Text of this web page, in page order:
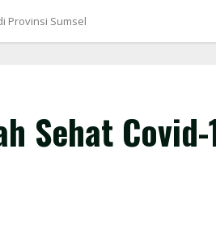
Provinsi Sumsel
Sehat